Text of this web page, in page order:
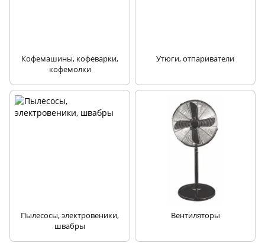
Кофемашины, кофеварки,
кофемолки
Утюги, отпариватели
Пылесосы, электровеники,
швабры
Вентиляторы